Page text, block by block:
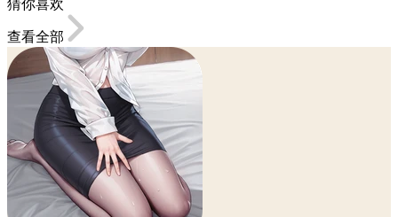
猜你喜欢
查看全部